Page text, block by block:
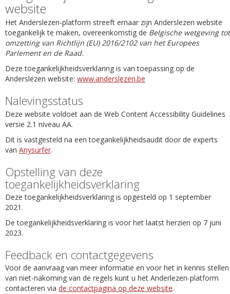
website
Het Anderslezen-platform streeft ernaar zijn Anderslezen website
toegankelijk te maken, overeenkomstig de Belgische wetgeving tot
omzetting van Richtlijn (EU) 2016/2102 van het Europees
Parlement en de Raad.
Deze toegankelijkheidsverklaring is van toepassing op de
Anderslezen website: www.anderslezen.be
Nalevingsstatus
Deze website voldoet aan de Web Content Accessibility Guidelines
versie 2.1 niveau AA.
Dit is vastgesteld na een toegankelijkheidsaudit door de experts
van Anysurfer.
Opstelling van deze
toegankelijkheidsverklaring
Deze toegankelijkheidsverklaring is opgesteld op 1 september
2021.
De toegankelijkheidsverklaring is voor het laatst herzien op 7 juni
2023.
Feedback en contactgegevens
Voor de aanvraag van meer informatie en voor het in kennis stellen
van niet-nakoming van de regels kunt u het Anderlezen-platform
contacteren via de contactpagina op deze website.